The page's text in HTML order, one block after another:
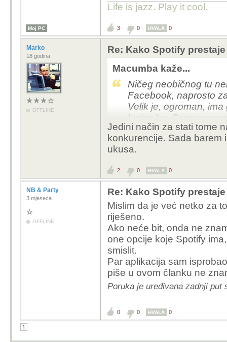
Life is jazz. Play it cool.
Moj PC 3 0 HVALA 0
Marko
18 godina
OFFLINE
Re: Kako Spotify
Macumba kaže...
Ničeg neobičnog tu
Facebook, naprosto
Velik je, ogroman,
korisnike. Samo gura
Iskreno ne vidim kako
možda, ali tko bi i
Jedini način za stati tome
konkurencije. Sada barem
ukusa.
2 0 HVALA 0
NB & Party
3 mjeseca
OFFLINE
Re: Kako Spotify
Mislim da je već netko za
riješeno.
Ako neće bit, onda ne
one opcije koje Spotify
smislit.
Par aplikacija sam
piše u ovom članku ne
Poruka je uređivana zadnji put
0 0 HVALA 0
1